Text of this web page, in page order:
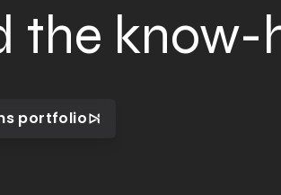
the know-
portfolio